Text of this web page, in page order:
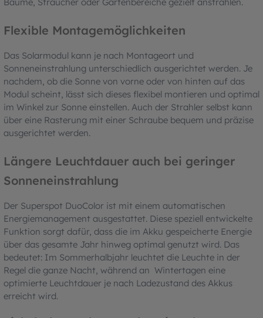
Flexible Montagemöglichkeiten
Das Solarmodul kann je nach Montageort und
Sonneneinstrahlung unterschiedlich ausgerichtet werden. Je
nachdem, ob die Sonne von vorne oder von hinten auf das
Modul scheint, lässt sich dieses flexibel montieren und optimal
im Winkel zur Sonne einstellen. Auch der Strahler selbst kann
über eine Rasterung mit einer Schraube bequem und präzise
ausgerichtet werden.
Längere Leuchtdauer auch bei geringer
Sonneneinstrahlung
Der Superspot DuoColor ist mit einem automatischen
Energiemanagement ausgestattet. Diese speziell entwickelte
Funktion sorgt dafür, dass die im Akku gespeicherte Energie
über das gesamte Jahr hinweg optimal genutzt wird. Das
bedeutet: Im Sommerhalbjahr leuchtet die Leuchte in der
Regel die ganze Nacht, während an Wintertagen eine
optimierte Leuchtdauer je nach Ladezustand des Akkus
erreicht wird.